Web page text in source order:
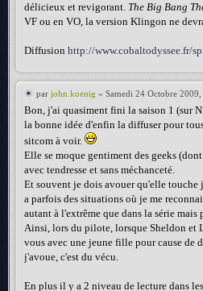
délicieux et revigorant. The Big Bang
VF ou en VO, la version Klingon ne
Diffusion http://www.cobaltodyssee.fr/
par john.koenig » Samedi 24 Octobre
Bon, j'ai quasiment fini la saison 1 (sur
la bonne idée d'enfin la diffuser pour
sitcom à voir.
Elle se moque gentiment des geeks
avec tendresse et sans méchanceté.
Et souvent je dois avouer qu'elle touche
a parfois des situations où je me
autant à l'extrême que dans la série mais
Ainsi, lors du pilote, lorsque Sheldon et
vous avec une jeune fille pour cause de
j'avoue, c'est du vécu.
En plus il y a 2 niveau de lecture dans